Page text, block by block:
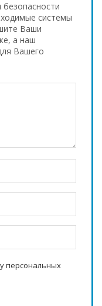
системы
Ваши
а наш
Вашего
персональных